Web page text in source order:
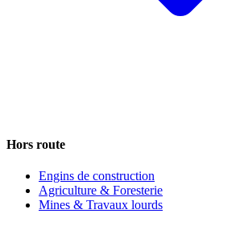
Hors route
Engins de construction
Agriculture & Foresterie
Mines & Travaux lourds